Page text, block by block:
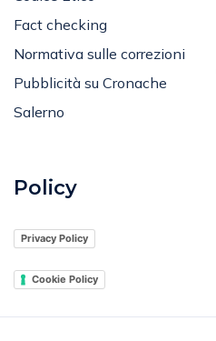
Fact checking
Normativa sulle correzioni
Pubblicità su Cronache
Salerno
Policy
Privacy Policy
Cookie Policy